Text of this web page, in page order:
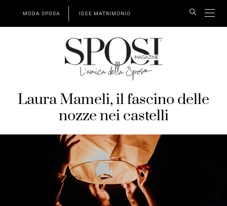
MODA SPOSA IDEE MATRIMONIO
Laura Mameli, il fascino delle
nozze nei castelli